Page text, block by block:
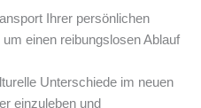
Ihrer persönlichen
einen reibungslosen Ablauf
Unterschiede im neuen
einzuleben und